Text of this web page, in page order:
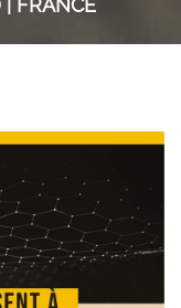
FRANCE